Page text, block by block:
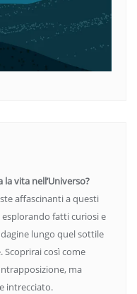
vita nell’Universo?
affascinanti a questi
fatti curiosi e
lungo quel sottile
così come
ma
intrecciato.